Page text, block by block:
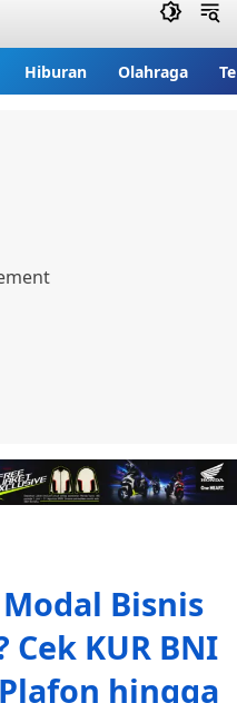
Hiburan Olahraga
Bisnis
Cek KUR BNI
hingga